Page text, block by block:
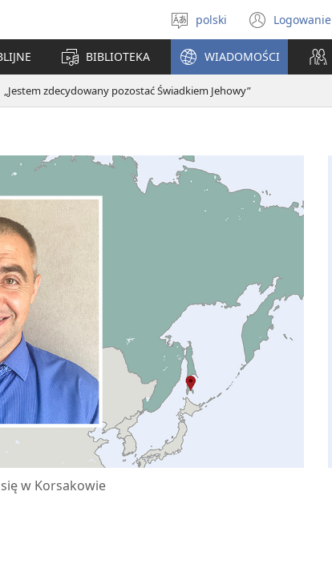
Wybór
języka
polski Logowanie
(opens
new
window)
BIBLIOTEKA WIADOMOŚCI
„Jestem zdecydowany pozostać Świadkiem Jehowy”
w Korsakowie